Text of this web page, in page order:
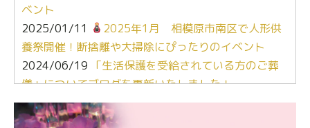
ベント
2025/01/11
2025年1月 相模原市南区で人形供
養祭開催！断捨離や大掃除にぴったりのイベント
2024/06/19 「生活保護を受給されている方のご葬
儀」についてブログを更新いたしました！
2024/03/06【終活なるほど教室】「マンガで学
ぶ！はじめてのお葬式」小さな家族葬ハウス®町田成